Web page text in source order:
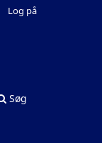
Søg
Log på